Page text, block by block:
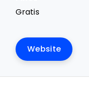
Gratis
Website